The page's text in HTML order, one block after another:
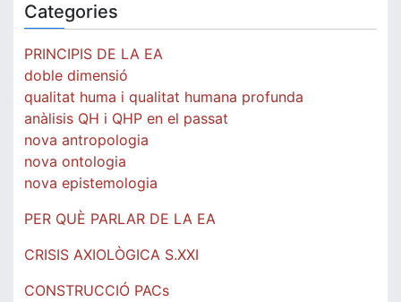
Categories
PRINCIPIS DE LA EA
doble dimensió
qualitat huma i qualitat humana profunda
anàlisis QH i QHP en el passat
nova antropologia
nova ontologia
nova epistemologia
PER QUÈ PARLAR DE LA EA
CRISIS AXIOLÒGICA S.XXI
CONSTRUCCIÓ PACs